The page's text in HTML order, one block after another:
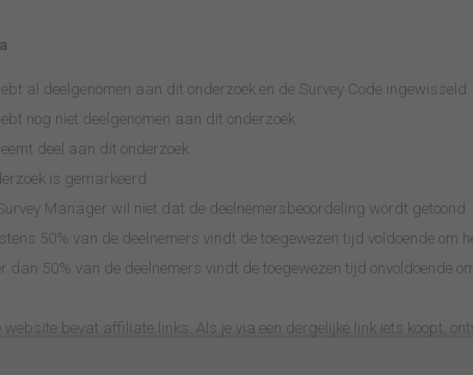
al deelgenomen aan dit onderzoek en de Survey Code ingewisseld
nog niet deelgenomen aan dit onderzoek
deel aan dit onderzoek
is gemarkeerd
Manager wil niet dat de deelnemersbeoordeling wordt getoond
50% van de deelnemers vindt de toegewezen tijd voldoende om
dan 50% van de deelnemers vindt de toegewezen tijd onvoldoende
website bevat affiliate links. Als je via een dergelijke link iets koopt,